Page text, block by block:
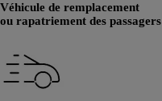
Véhicule de remplacement
ou rapatriement des passagers